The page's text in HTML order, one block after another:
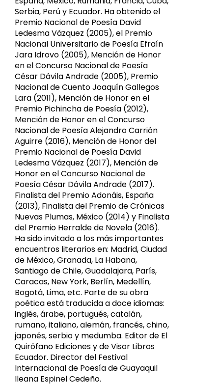
Serbia, Perú y Ecuador. Ha obtenido el
Premio Nacional de Poesía David
Ledesma Vázquez (2005), el Premio
Nacional Universitario de Poesía Efraín
Jara Idrovo (2005), Mención de Honor
en el Concurso Nacional de Poesía
César Dávila Andrade (2005), Premio
Nacional de Cuento Joaquín Gallegos
Lara (2011), Mención de Honor en el
Premio Pichincha de Poesía (2012),
Mención de Honor en el Concurso
Nacional de Poesía Alejandro Carrión
Aguirre (2016), Mención de Honor del
Premio Nacional de Poesía David
Ledesma Vázquez (2017), Mención de
Honor en el Concurso Nacional de
Poesía César Dávila Andrade (2017).
Finalista del Premio Adonáis, España
(2013), Finalista del Premio de Crónicas
Nuevas Plumas, México (2014) y Finalista
del Premio Herralde de Novela (2016).
Ha sido invitado a los más importantes
encuentros literarios en: Madrid, Ciudad
de México, Granada, La Habana,
Santiago de Chile, Guadalajara, París,
Caracas, New York, Berlín, Medellín,
Bogotá, Lima, etc. Parte de su obra
poética está traducida a doce idiomas:
inglés, árabe, portugués, catalán,
rumano, italiano, alemán, francés, chino,
japonés, serbio y medumba. Editor de El
Quirófano Ediciones y de Visor Libros
Ecuador. Director del Festival
Internacional de Poesía de Guayaquil
Ileana Espinel Cedeño.